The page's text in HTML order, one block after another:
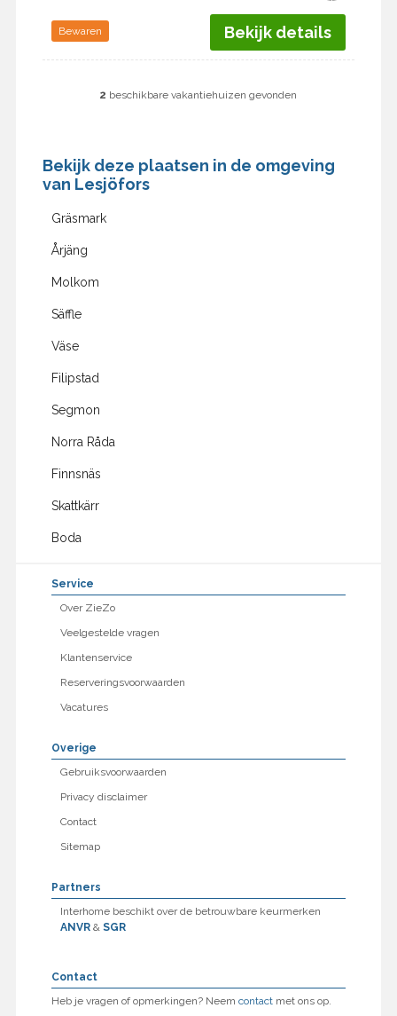
Bewaren Bekijk details
2 beschikbare vakantiehuizen gevonden
Bekijk deze plaatsen in de omgeving
van Lesjöfors
Gräsmark
Årjäng
Molkom
Säffle
Väse
Filipstad
Segmon
Norra Råda
Finnsnäs
Skattkärr
Boda
Service
Over ZieZo
Veelgestelde vragen
Klantenservice
Reserveringsvoorwaarden
Vacatures
Overige
Gebruiksvoorwaarden
Privacy disclaimer
Contact
Sitemap
Partners
Interhome beschikt over de betrouwbare keurmerken
ANVR& SGR
Contact
Heb je vragen of opmerkingen? Neem contactmet ons op.